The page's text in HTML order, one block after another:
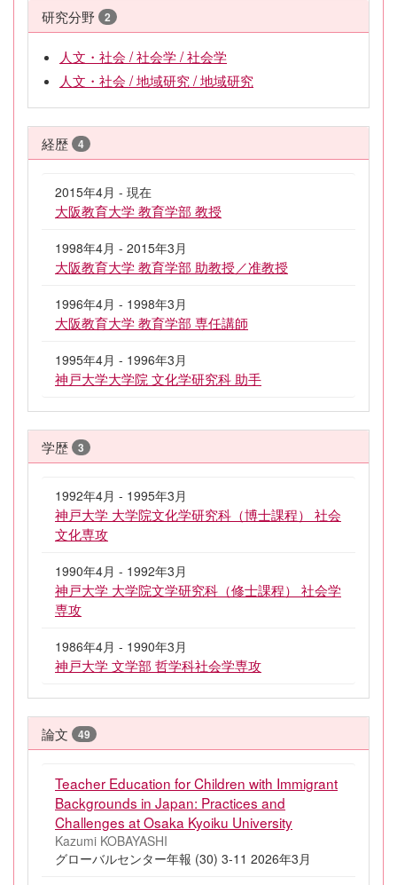
研究分野 2
人文・社会 / 社会学 / 社会学
人文・社会 / 地域研究 / 地域研究
経歴 4
2015年4月 - 現在
大阪教育大学 教育学部 教授
1998年4月 - 2015年3月
大阪教育大学 教育学部 助教授／准教授
1996年4月 - 1998年3月
大阪教育大学 教育学部 専任講師
1995年4月 - 1996年3月
神戸大学大学院 文化学研究科 助手
学歴 3
1992年4月 - 1995年3月
神戸大学 大学院文化学研究科（博士課程） 社会
文化専攻
1990年4月 - 1992年3月
神戸大学 大学院文学研究科（修士課程） 社会学
専攻
1986年4月 - 1990年3月
神戸大学 文学部 哲学科社会学専攻
論文 49
Teacher Education for Children with Immigrant
Backgrounds in Japan: Practices and
Challenges at Osaka Kyoiku University
Kazumi KOBAYASHI
グローバルセンター年報 (30) 3-11 2026年3月